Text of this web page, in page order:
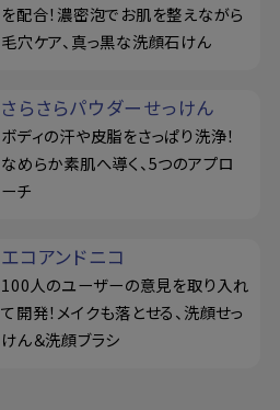
を配合！濃密泡でお肌を整えながら
毛穴ケア、真っ黒な洗顔石けん
さらさらパウダーせっけん
ボディの汗や皮脂をさっぱり洗浄！
なめらか素肌へ導く、5つのアプロ
ーチ
エコアンドニコ
100人のユーザーの意見を取り入れ
て開発！メイクも落とせる、洗顔せっ
けん＆洗顔ブラシ